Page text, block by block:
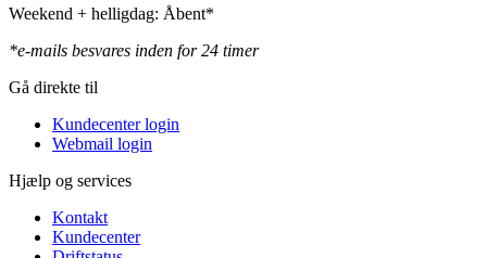
Weekend + helligdag: Åbent*
*e-mails besvares inden for 24 timer
Gå direkte til
Kundecenter login
Webmail login
Hjælp og services
Kontakt
Kundecenter